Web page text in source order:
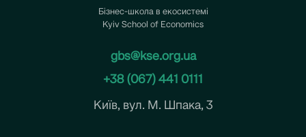
Бізнес-школа в екосистемі
Kyiv School of Economics
gbs@kse.org.ua
+38 (067) 441 0111
Київ, вул. М. Шпака, 3